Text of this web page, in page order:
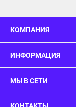
КОМПАНИЯ
ИНФОРМАЦИЯ
МЫ В СЕТИ